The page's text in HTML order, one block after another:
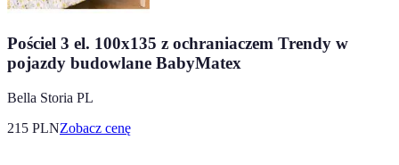
Pościel 3 el. 100x135 z ochraniaczem Trendy w
pojazdy budowlane BabyMatex
Bella Storia PL
215 PLNZobacz cenę